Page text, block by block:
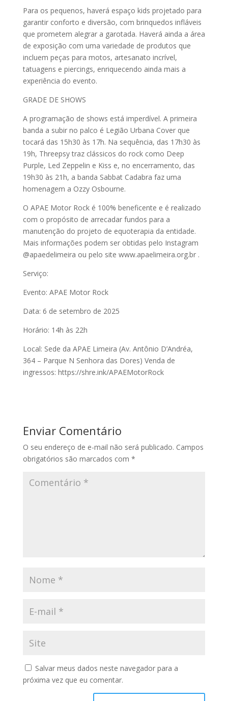
Para os pequenos, haverá espaço kids projetado para
garantir conforto e diversão, com brinquedos infláveis
que prometem alegrar a garotada. Haverá ainda a área
de exposição com uma variedade de produtos que
incluem peças para motos, artesanato incrível,
tatuagens e piercings, enriquecendo ainda mais a
experiência do evento.
GRADE DE SHOWS
A programação de shows está imperdível. A primeira
banda a subir no palco é Legião Urbana Cover que
tocará das 15h30 às 17h. Na sequência, das 17h30 às
19h, Threepsy traz clássicos do rock como Deep
Purple, Led Zeppelin e Kiss e, no encerramento, das
19h30 às 21h, a banda Sabbat Cadabra faz uma
homenagem a Ozzy Osbourne.
O APAE Motor Rock é 100% beneficente e é realizado
com o propósito de arrecadar fundos para a
manutenção do projeto de equoterapia da entidade.
Mais informações podem ser obtidas pelo Instagram
@apaedelimeira ou pelo site www.apaelimeira.org.br .
Serviço:
Evento: APAE Motor Rock
Data: 6 de setembro de 2025
Horário: 14h às 22h
Local: Sede da APAE Limeira (Av. Antônio D’Andréa,
364 – Parque N Senhora das Dores) Venda de
ingressos: https://shre.ink/APAEMotorRock
Enviar Comentário
O seu endereço de e-mail não será publicado. Campos
obrigatórios são marcados com *
Salvar meus dados neste navegador para a
próxima vez que eu comentar.